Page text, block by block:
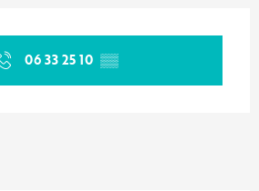
06 33 25 10 ▒▒